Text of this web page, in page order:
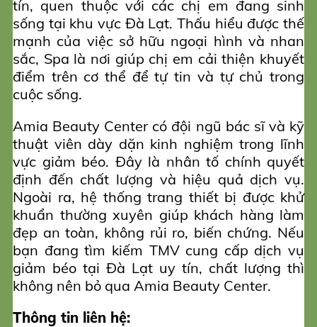
tín, quen thuộc với các chị em đang sinh
sống tại khu vực Đà Lạt. Thấu hiểu được thế
mạnh của việc sở hữu ngoại hình và nhan
sắc, Spa là nơi giúp chị em cải thiện khuyết
điểm trên cơ thể để tự tin và tự chủ trong
cuộc sống.
Amia Beauty Center có đội ngũ bác sĩ và kỹ
thuật viên dày dặn kinh nghiệm trong lĩnh
vực giảm béo. Đây là nhân tố chính quyết
định đến chất lượng và hiệu quả dịch vụ.
Ngoài ra, hệ thống trang thiết bị được khử
khuẩn thường xuyên giúp khách hàng làm
đẹp an toàn, không rủi ro, biến chứng. Nếu
bạn đang tìm kiếm TMV cung cấp dịch vụ
giảm béo tại Đà Lạt uy tín, chất lượng thì
không nên bỏ qua Amia Beauty Center.
Thông tin liên hệ: